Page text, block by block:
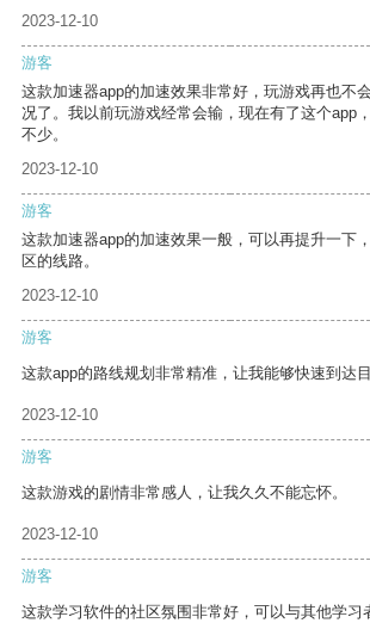
2023-12-10
游客
这款加速器app的加速效果非常好，玩游戏再也不
况了。我以前玩游戏经常会输，现在有了这个app
不少。
2023-12-10
游客
这款加速器app的加速效果一般，可以再提升一下
区的线路。
2023-12-10
游客
这款app的路线规划非常精准，让我能够快速到达目
2023-12-10
游客
这款游戏的剧情非常感人，让我久久不能忘怀。
2023-12-10
游客
这款学习软件的社区氛围非常好，可以与其他学习